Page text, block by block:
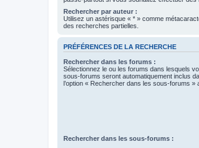
Rechercher par auteur :
Utilisez un astérisque « * » comme
des recherches partielles.
PRÉFÉRENCES DE LA RECHERCHE
Rechercher dans les forums :
Sélectionnez le ou les forums dans lesquels
sous-forums seront automatiquement inclus
l’option « Rechercher dans les sous-forums »
Rechercher dans les sous-forums :